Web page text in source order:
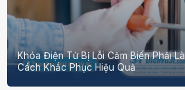
Khóa Điện Tử Bị Lỗi Cảm Biến Phải
Cách Khắc Phục Hiệu Quả